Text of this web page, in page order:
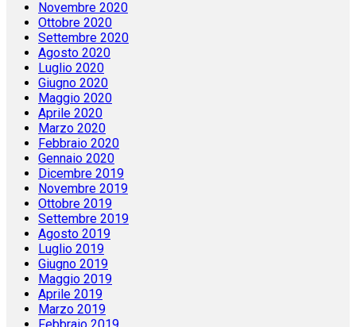
Novembre 2020
Ottobre 2020
Settembre 2020
Agosto 2020
Luglio 2020
Giugno 2020
Maggio 2020
Aprile 2020
Marzo 2020
Febbraio 2020
Gennaio 2020
Dicembre 2019
Novembre 2019
Ottobre 2019
Settembre 2019
Agosto 2019
Luglio 2019
Giugno 2019
Maggio 2019
Aprile 2019
Marzo 2019